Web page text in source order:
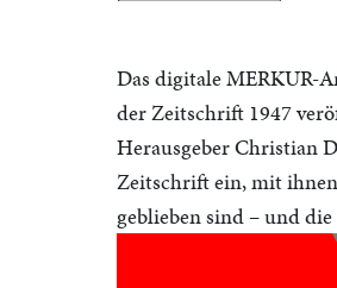
Das digitale MERKUR-
der Zeitschrift 1947
Herausgeber Christian
Zeitschrift ein, mit
geblieben sind – und